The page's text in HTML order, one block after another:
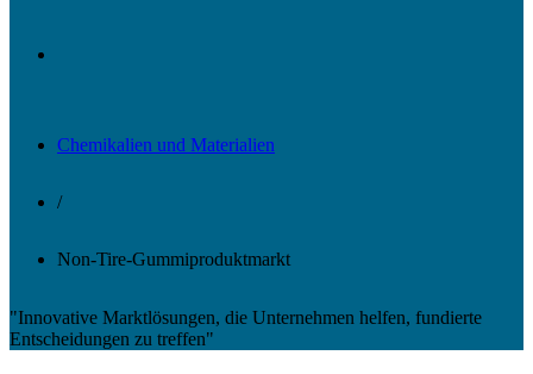
Chemikalien und Materialien
/
Non-Tire-Gummiproduktmarkt
"Innovative Marktlösungen, die Unternehmen helfen, fundierte
Entscheidungen zu treffen"